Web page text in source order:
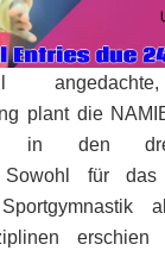
angedachte,
plant die
in den
Sowohl für